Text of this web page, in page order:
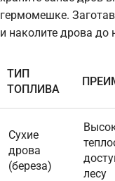
гермомешке.
и наколите дрова до
ТИП
ТОПЛИВА
Сухие
дрова
(береза)
лесу